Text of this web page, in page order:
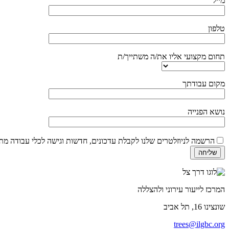
טלפון
תחום מקצועי אליו את/ה משתייך/ת
מקום עבודתך
נושא הפנייה
הרשמה לניוזלטרים שלנו לקבלת עדכונים, חדשות וגישה לכלי עבודה
המרכז לייעור עירוני ולהצללה
שונצינו 16, תל אביב
trees@ilgbc.org